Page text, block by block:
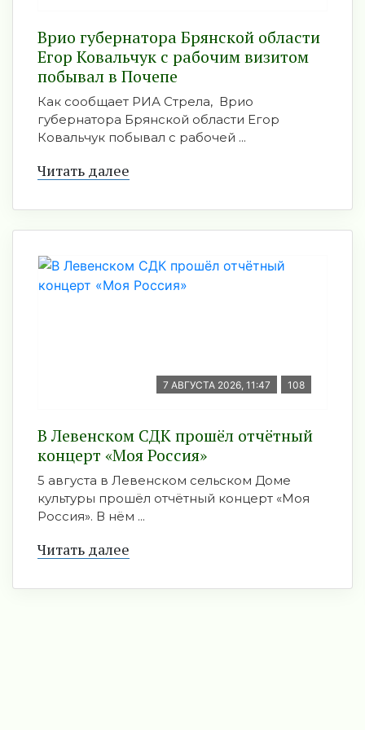
Врио губернатора Брянской области
Егор Ковальчук с рабочим визитом
побывал в Почепе
Как сообщает РИА Стрела, Врио
губернатора Брянской области Егор
Ковальчук побывал с рабочей ...
Читать далее
7 АВГУСТА 2026, 11:47 108
В Левенском СДК прошёл отчётный
концерт «Моя Россия»
5 августа в Левенском сельском Доме
культуры прошёл отчётный концерт «Моя
Россия». В нём ...
Читать далее